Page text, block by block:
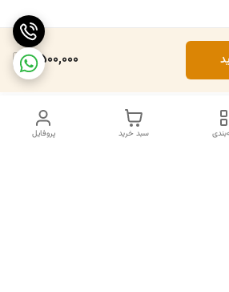
4,500,000
پروفایل سبد خرید